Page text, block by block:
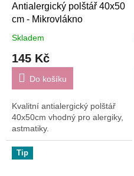
Antialergický polštář 40x50
cm - Mikrovlákno
Skladem
145 Kč
Do košíku
Kvalitní antialergický polštář
40x50cm vhodný pro alergiky,
astmatiky.
Tip